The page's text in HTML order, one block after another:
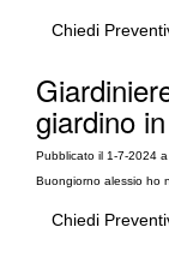
Chiedi
giardino
Pubblicato il 1-7-2024
Buongiorno alessio ho
Chiedi